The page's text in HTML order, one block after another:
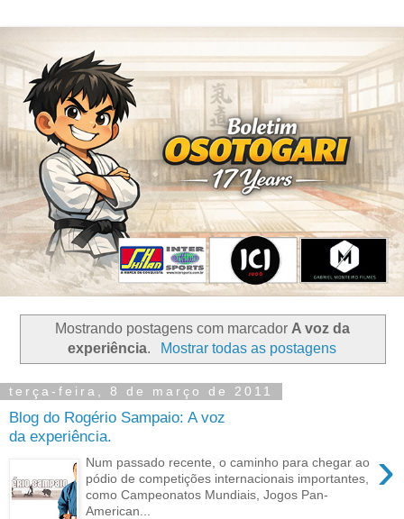
Mostrando postagens com marcador A voz da
experiência. Mostrar todas as postagens
terça-feira, 8 de março de 2011
Blog do Rogério Sampaio: A voz
da experiência.
›
Num passado recente, o caminho para chegar ao
pódio de competições internacionais importantes,
como Campeonatos Mundiais, Jogos Pan-
American...